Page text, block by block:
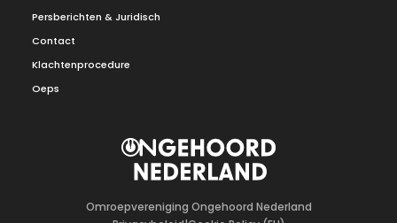
Persberichten & Juridisch
Contact
Klachtenprocedure
Oeps
Omroepvereniging Ongehoord Nederland